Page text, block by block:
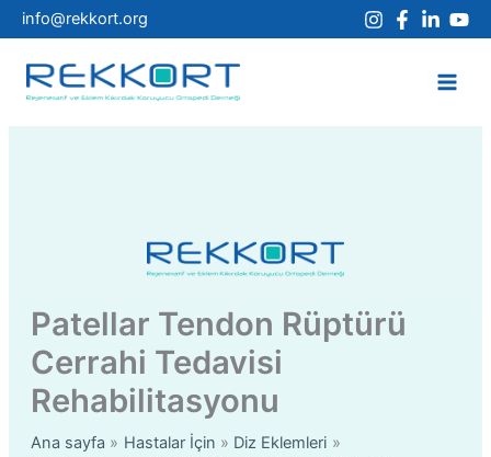
İçeriğe
atla
info@rekkort.org
Patellar Tendon Rüptürü
Cerrahi Tedavisi
Rehabilitasyonu
Ana sayfa Hastalar İçin
Diz Eklemleri